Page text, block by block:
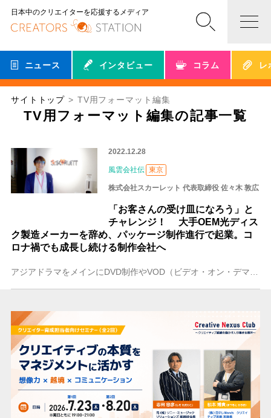
日本中のクリエイターを応援するメディア
ニュース インタビュー コラム レ
サイトトップ TV用フォーマット編集
TV用フォーマット編集の記事一覧
2022.12.28
風雲会社伝 東京
株式会社スカーレット 代表取締役 佐々木 敦広
「お客さんの受け皿になろう」と
チャレンジ！ 大手OEM光ディス
ク製造メーカーを辞め、パッケージ制作進行で起業。コ
ロナ禍でも成長し続ける制作会社へ